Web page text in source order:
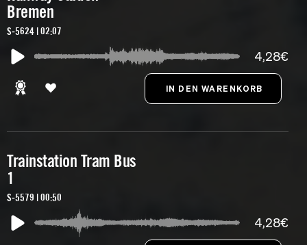
Bremen
S-5624 | 02:07
4,28€
Trainstation Tram Bus
1
S-5579 | 00:50
4,28€